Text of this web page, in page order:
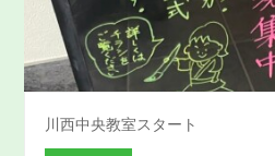
川西中央教室スタート